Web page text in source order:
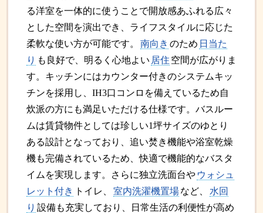
る洋室を一体的に使うことで開放感あふれる広々
とした空間を演出でき、ライフスタイルに応じた
柔軟な使い方が可能です。
南向き のため 日当た
り も良好で、明るく心地よい 居住 空間が広がりま
す。キッチンにはカウンター付きのシステムキッ
チンを採用し、IH3口コンロを備えているため自
炊派の方にも満足いただける仕様です。バスルー
ムは賃貸物件としては珍しい1坪サイズのゆとり
ある設計となっており、追い焚き機能や浴室乾燥
機も完備されているため、快適で機能的なバスタ
イムを実現します。さらに独立洗面台や ウォシュ
レット付き
トイレ、 室内洗濯機置場など、
水回
り 設備も充実しており、日常生活の利便性が高め